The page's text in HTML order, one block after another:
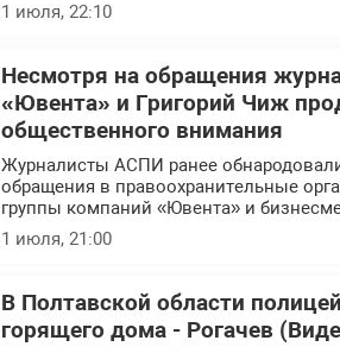
1 июля, 22:10
Несмотря на обращения
«Ювента» и Григорий Чиж
общественного внимания
Журналисты АСПИ ранее
обращения в правоохранительные
группы компаний «Ювента» и
1 июля, 21:00
В Полтавской области
горящего дома - Рогачев